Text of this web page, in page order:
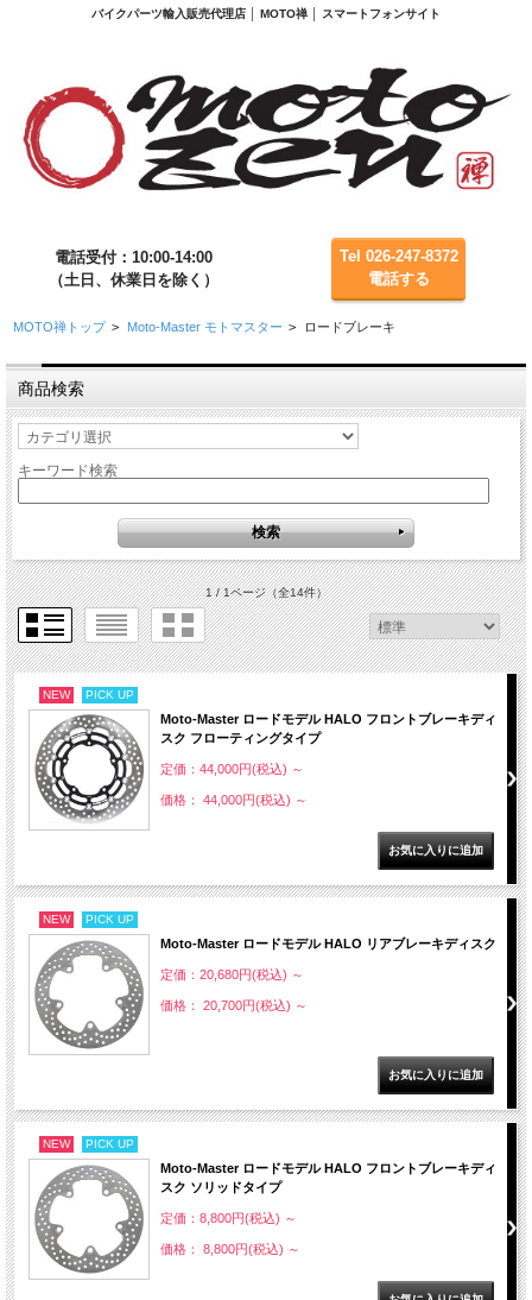
バイクパーツ輸入販売代理店 │ MOTO禅 │ スマートフォンサイト
電話受付：10:00-14:00
（土日、休業日を除く）
Tel 026-247-8372
電話する
MOTO禅トップ > Moto-Master モトマスター > ロードブレーキ
商品検索
キーワード検索
1 / 1ページ（全14件）
NEW PICK UP
Moto-Master ロードモデル HALO フロントブレーキディ
スク フローティングタイプ
定価：44,000円(税込) ～
価格： 44,000円(税込) ～
NEW PICK UP
Moto-Master ロードモデル HALO リアブレーキディスク
定価：20,680円(税込) ～
価格： 20,700円(税込) ～
NEW PICK UP
Moto-Master ロードモデル HALO フロントブレーキディ
スク ソリッドタイプ
定価：8,800円(税込) ～
価格： 8,800円(税込) ～